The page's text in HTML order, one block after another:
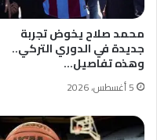
محمد صلاح يخوض تجربة
جديدة في الدوري التركي..
وهذه تفاصيل…
5 أغسطس، 2026